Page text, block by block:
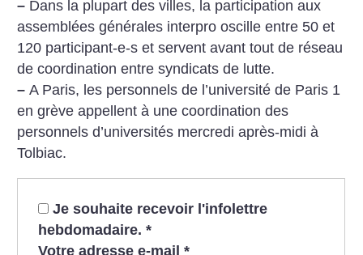
– Dans la plupart des villes, la participation aux
assemblées générales interpro oscille entre 50 et
120 participant-e-s et servent avant tout de réseau
de coordination entre syndicats de lutte.
– A Paris, les personnels de l’université de Paris 1
en grève appellent à une coordination des
personnels d’universités mercredi après-midi à
Tolbiac.
Je souhaite recevoir l'infolettre
hebdomadaire. *
Votre adresse e-mail *